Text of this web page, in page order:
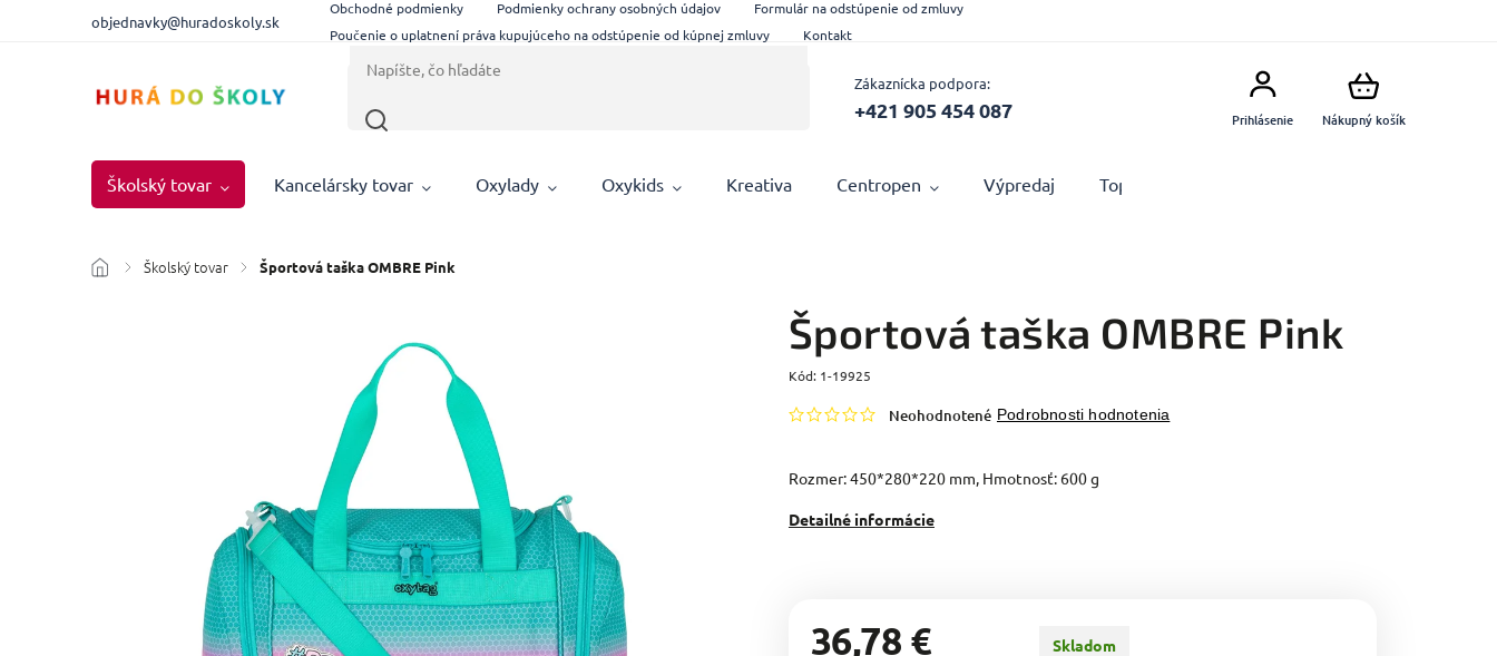
objednavky@huradoskoly.sk
Obchodné podmienky Podmienky ochrany osobných údajov
Formulár na odstúpenie od zmluvy
Poučenie o uplatnení práva kupujúceho na odstúpenie od kúpnej zmluvy
Kontakt
Zákaznícka podpora:
+421 905 454 087 Nákupný košík
Prihlásenie
Školský tovar Kancelársky tovar Oxylady Oxykids Kreativa Centropen Výpredaj Top produkty
/ Školský tovar / Športová taška OMBRE Pink
Športová taška OMBRE Pink
Kód: 1-19925
Neohodnotené Podrobnosti hodnotenia
Rozmer: 450*280*220 mm, Hmotnosť: 600 g
Detailné informácie
36,78 € Skladom